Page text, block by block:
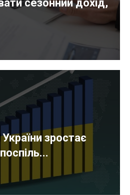
сезонний дохід,
зростає